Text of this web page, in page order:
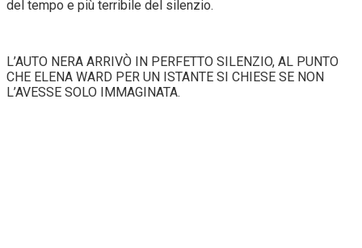
del tempo e più terribile del silenzio.
L’AUTO NERA ARRIVÒ IN PERFETTO SILENZIO, AL PUNTO
CHE ELENA WARD PER UN ISTANTE SI CHIESE SE NON
L’AVESSE SOLO IMMAGINATA.